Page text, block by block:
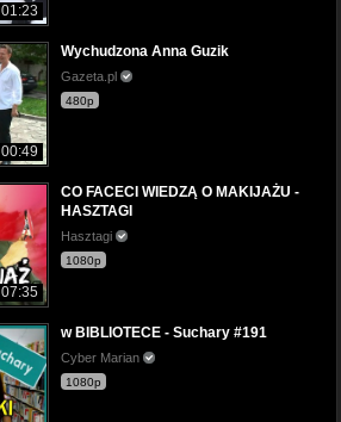
01:23
00:49
Wychudzona Anna Guzik
Gazeta.pl
480p
07:35
CO FACECI WIEDZĄ O MAKIJAŻU -
HASZTAGI
Hasztagi
1080p
w BIBLIOTECE - Suchary #191
Cyber Marian
1080p